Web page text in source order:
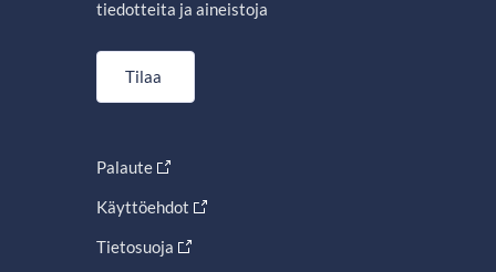
tiedotteita ja aineistoja
Tilaa
Palaute
Käyttöehdot
Tietosuoja